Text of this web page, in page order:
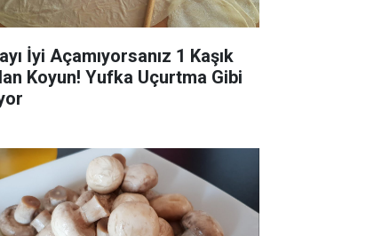
İyi Açamıyorsanız 1 Kaşık
Koyun! Yufka Uçurtma Gibi